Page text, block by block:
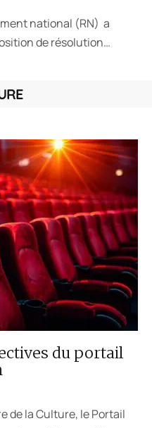
national (RN) a
de résolution…
du portail
de la Culture, le Portail